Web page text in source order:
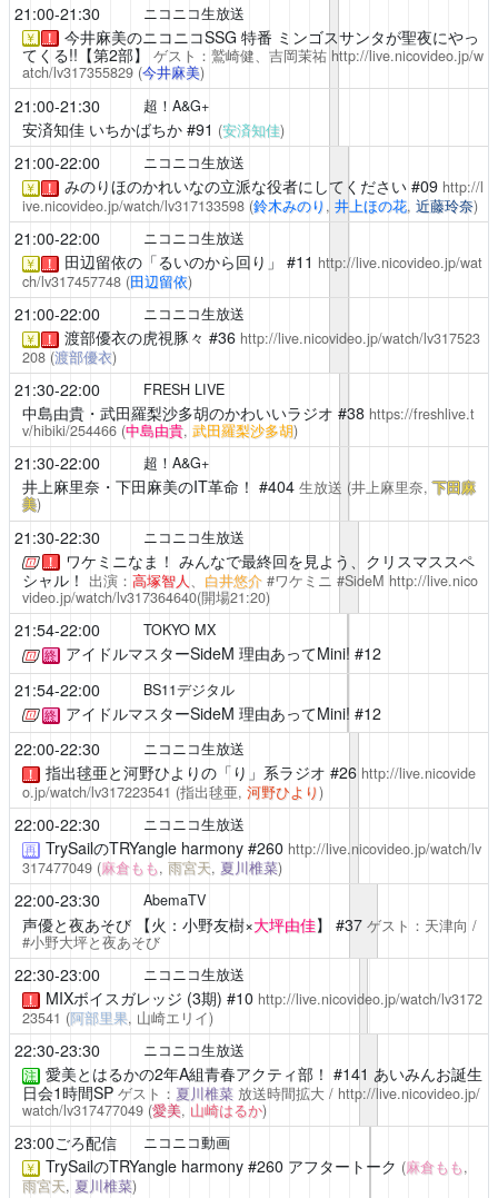
21:00-21:30 ニコニコ生放送
￥ ！ 今井麻美のニコニコSSG 特番 ミンゴスサンタが聖夜にやっ
てくる!!【第2部】 ゲスト：鷲崎健、吉岡茉祐 http://live.nicovideo.jp/w
atch/lv317355829 (今井麻美)
21:00-21:30 超！A&G+
安済知佳 いちかばちか#91 (安済知佳)
21:00-22:00 ニコニコ生放送
￥ ！ みのりほのかれいなの立派な役者にしてください#09 http://l
ive.nicovideo.jp/watch/lv317133598 (鈴木みのり , 井上ほの花, 近藤玲奈)
21:00-22:00 ニコニコ生放送
￥ ！ 田辺留依の「るいのから回り」 #11 http://live.nicovideo.jp/wat
ch/lv317457748 (田辺留依)
21:00-22:00 ニコニコ生放送
￥ ！ 渡部優衣の虎視豚々 #36 http://live.nicovideo.jp/watch/lv317523
208 (渡部優衣)
21:30-22:00 FRESH LIVE
中島由貴・武田羅梨沙多胡のかわいいラジオ #38 https://freshlive.t
v/hibiki/254466 (中島由貴, 武田羅梨沙多胡)
21:30-22:00 超！A&G+
井上麻里奈・下田麻美のIT革命！ #404 生放送 (井上麻里奈,下田麻
美)
21:30-22:30 ニコニコ生放送
！
ワケミニなま！ みんなで最終回を見よう、クリスマススペ
シャル！
出演： 高塚智人、 白井悠介#ワケミニ #SideM http://live.nico
video.jp/watch/lv317364640(開場21:20)
21:54-22:00 TOKYO MX
終 アイドルマスターSideM 理由あってMini! #12
21:54-22:00
BS11デジタル
終 アイドルマスターSideM 理由あってMini! #12
22:00-22:30
ニコニコ生放送
！ 指出毬亜と河野ひよりの「り」系ラジオ #26 http://live.nicovide
o.jp/watch/lv317223541 (指出毬亜, 河野ひより)
22:00-22:30 ニコニコ生放送
再 TrySailのTRYangle harmony#260 http://live.nicovideo.jp/watch/lv
317477049 (麻倉もも, 雨宮天, 夏川椎菜)
22:00-23:30 AbemaTV
声優と夜あそび【火：小野友樹×大坪由佳】 #37 ゲスト：天津向 /
#小野大坪と夜あそび
22:30-23:00 ニコニコ生放送
！ MIXボイスガレッジ (3期) #10 http://live.nicovideo.jp/watch/lv3172
23541 (阿部里果, 山崎エリイ)
22:30-23:30 ニコニコ生放送
注 愛美とはるかの2年A組青春アクティ部！ #141 あいみんお誕生
日会1時間SP ゲスト： 夏川椎菜 放送時間拡大 / http://live.nicovideo.jp/
watch/lv317477049 (愛美, 山崎はるか)
23:00ごろ配信 ニコニコ動画
￥ TrySailのTRYangle harmony#260 アフタートーク (麻倉もも,
雨宮天, 夏川椎菜)